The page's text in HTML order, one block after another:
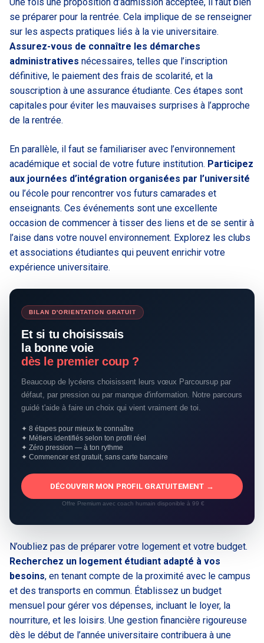
se préparer pour la rentrée. Cela implique de se renseigner
sur les aspects pratiques liés à la vie universitaire.
Assurez-vous de connaître les démarches
administratives nécessaires, telles que l’inscription
définitive, le paiement des frais de scolarité, et la
souscription à une assurance étudiante. Ces étapes sont
capitales pour éviter les mauvaises surprises à l’approche
de la rentrée.
En parallèle, il faut se familiariser avec l’environnement
académique et social de votre future institution. Participez
aux journées d’intégration organisées par l’université
ou l’école pour rencontrer vos futurs camarades et
enseignants. Ces événements sont une excellente
occasion de commencer à tisser des liens et de se sentir à
l’aise dans votre nouvel environnement. Explorez les clubs
et associations étudiantes qui peuvent enrichir votre
expérience universitaire.
BILAN D'ORIENTATION GRATUIT
Et si tu choisissais
la bonne voie
dès le premier coup ?
Beaucoup de lycéens choisissent leurs vœux Parcoursup par
défaut, par pression ou par manque d'information. Notre parcours
guidé t'aide à faire un choix qui vient vraiment de toi.
✦ 8 étapes pour mieux te connaître
✦ Métiers identifiés selon ton profil réel
✦ Zéro pression — à ton rythme
✦ Commencer est gratuit, sans carte bancaire
DÉCOUVRIR MON PROFIL GRATUITEMENT →
Offre Premium avec coach humain disponible à 99 €
N’oubliez pas de préparer votre logement et votre budget.
Recherchez un logement étudiant adapté à vos
besoins, en tenant compte de la proximité avec le campus
et des transports en commun. Établissez un budget
mensuel pour gérer vos dépenses, incluant le loyer, la
nourriture, et les loisirs. Une gestion financière rigoureuse
dès le début de l’année universitaire contribuera à une